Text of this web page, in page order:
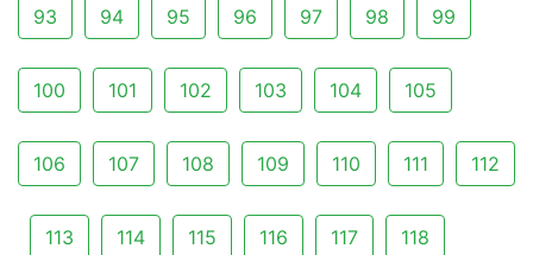
93 94 95 96 97 98 99
100 101 102 103 104 105
106 107 108 109 110 111 112
113 114 115 116 117 118